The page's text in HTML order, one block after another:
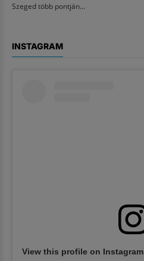
Szeged több pontján...
INSTAGRAM
View this profile on Instagram